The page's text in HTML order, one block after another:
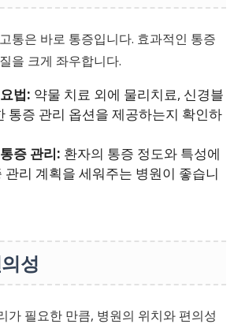
통은 바로 통증입니다. 효과적인 통증
을 크게 좌우합니다.
법: 약물 치료 외에 물리치료, 신경블
통증 관리 옵션을 제공하는지 확인하
증 관리: 환자의 통증 정도와 특성에
관리 계획을 세워주는 병원이 좋습니
성
가 필요한 만큼, 병원의 위치와 편의성